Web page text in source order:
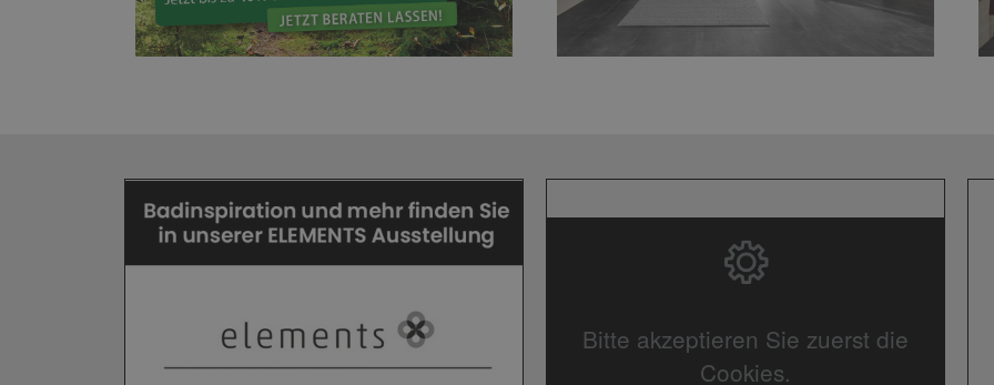
Bitte akzeptieren Sie zuerst die
Cookies.